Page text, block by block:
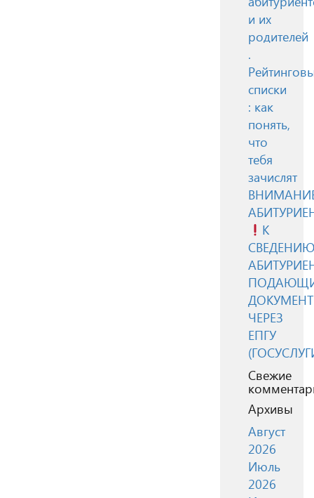
и их
родителей
.
списки
: как
понять,
что
тебя
зачислят
К
СВЕДЕНИЮ
ЧЕРЕЗ
ЕПГУ
Свежие
Архивы
Август
2026
Июль
2026